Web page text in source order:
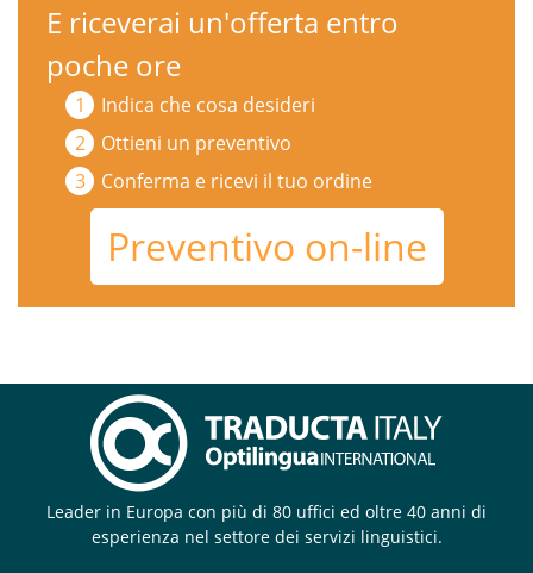
E riceverai un'offerta entro
poche ore
Indica che cosa desideri
Ottieni un preventivo
Conferma e ricevi il tuo ordine
Preventivo on-line
Leader in Europa con più di 80 uffici ed oltre 40 anni di
esperienza nel settore dei servizi linguistici.